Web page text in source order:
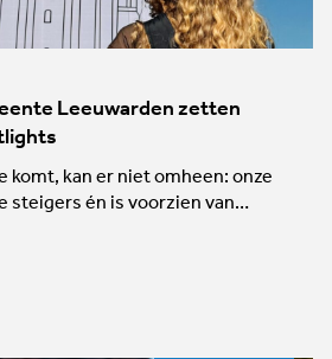
Leeuwarden zetten
komt, kan er niet omheen: onze
steigers én is voorzien van…